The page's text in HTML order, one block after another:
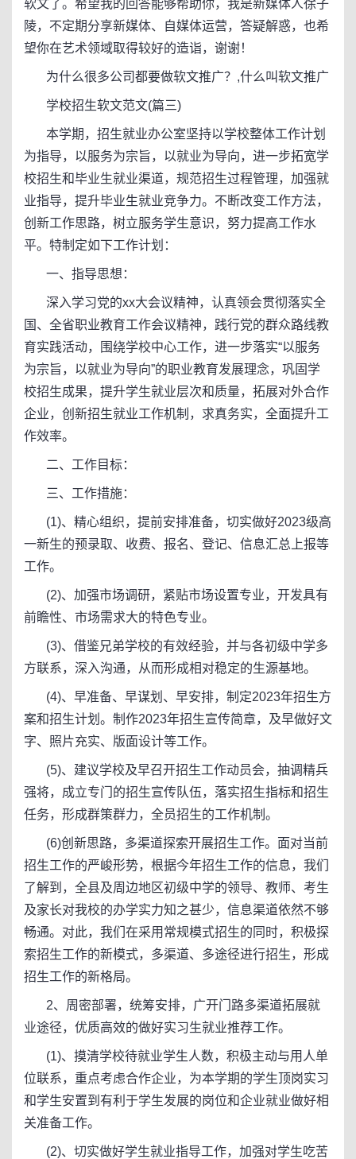
软文了。希望我的回答能够帮助你，我是新媒体人徐子
陵，不定期分享新媒体、自媒体运营，答疑解惑，也希
望你在艺术领域取得较好的造诣，谢谢！
为什么很多公司都要做软文推广？,什么叫软文推广
学校招生软文范文(篇三)
本学期，招生就业办公室坚持以学校整体工作计划
为指导，以服务为宗旨，以就业为导向，进一步拓宽学
校招生和毕业生就业渠道，规范招生过程管理，加强就
业指导，提升毕业生就业竞争力。不断改变工作方法，
创新工作思路，树立服务学生意识，努力提高工作水
平。特制定如下工作计划：
一、指导思想：
深入学习党的xx大会议精神，认真领会贯彻落实全
国、全省职业教育工作会议精神，践行党的群众路线教
育实践活动，围绕学校中心工作，进一步落实“以服务
为宗旨，以就业为导向”的职业教育发展理念，巩固学
校招生成果，提升学生就业层次和质量，拓展对外合作
企业，创新招生就业工作机制，求真务实，全面提升工
作效率。
二、工作目标：
三、工作措施：
(1)、精心组织，提前安排准备，切实做好2023级高
一新生的预录取、收费、报名、登记、信息汇总上报等
工作。
(2)、加强市场调研，紧贴市场设置专业，开发具有
前瞻性、市场需求大的特色专业。
(3)、借鉴兄弟学校的有效经验，并与各初级中学多
方联系，深入沟通，从而形成相对稳定的生源基地。
(4)、早准备、早谋划、早安排，制定2023年招生方
案和招生计划。制作2023年招生宣传简章，及早做好文
字、照片充实、版面设计等工作。
(5)、建议学校及早召开招生工作动员会，抽调精兵
强将，成立专门的招生宣传队伍，落实招生指标和招生
任务，形成群策群力，全员招生的工作机制。
(6)创新思路，多渠道探索开展招生工作。面对当前
招生工作的严峻形势，根据今年招生工作的信息，我们
了解到，全县及周边地区初级中学的领导、教师、考生
及家长对我校的办学实力知之甚少，信息渠道依然不够
畅通。对此，我们在采用常规模式招生的同时，积极探
索招生工作的新模式，多渠道、多途径进行招生，形成
招生工作的新格局。
2、周密部署，统筹安排，广开门路多渠道拓展就
业途径，优质高效的做好实习生就业推荐工作。
(1)、摸清学校待就业学生人数，积极主动与用人单
位联系，重点考虑合作企业，为本学期的学生顶岗实习
和学生安置到有利于学生发展的岗位和企业就业做好相
关准备工作。
(2)、切实做好学生就业指导工作，加强对学生吃苦